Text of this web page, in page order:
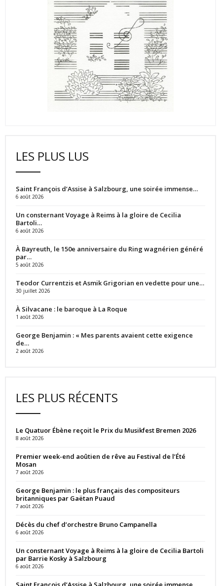
LES PLUS LUS
Saint François d’Assise à Salzbourg, une soirée immense…
6 août 2026
Un consternant Voyage à Reims à la gloire de Cecilia
Bartoli…
6 août 2026
À Bayreuth, le 150e anniversaire du Ring wagnérien généré
par…
5 août 2026
Teodor Currentzis et Asmik Grigorian en vedette pour une…
30 juillet 2026
À Silvacane : le baroque à La Roque
1 août 2026
George Benjamin : « Mes parents avaient cette exigence
de…
2 août 2026
LES PLUS RÉCENTS
Le Quatuor Ébène reçoit le Prix du Musikfest Bremen 2026
8 août 2026
Premier week-end aoûtien de rêve au Festival de l’Été
Mosan
7 août 2026
George Benjamin : le plus français des compositeurs
britanniques par Gaëtan Puaud
7 août 2026
Décès du chef d’orchestre Bruno Campanella
6 août 2026
Un consternant Voyage à Reims à la gloire de Cecilia Bartoli
par Barrie Kosky à Salzbourg
6 août 2026